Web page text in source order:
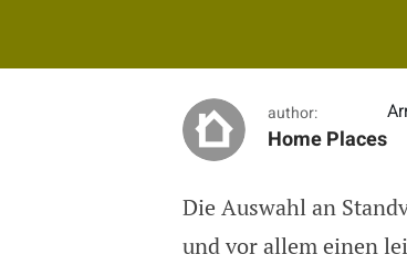
author:
Home Places
Bester leiser
Die Auswahl an
und vor allem einen